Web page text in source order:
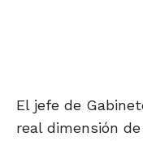
El jefe de
real dimensión